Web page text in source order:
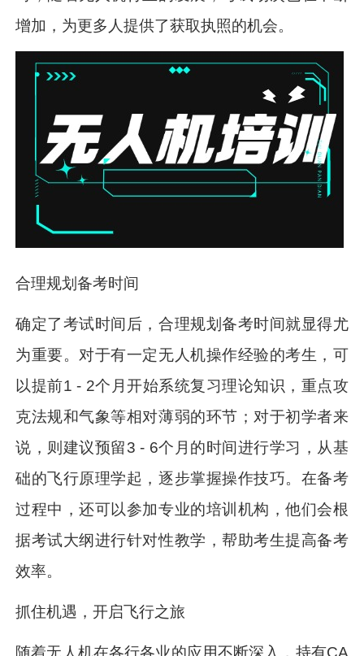
增加，为更多人提供了获取执照的机会。
合理规划备考时间
确定了考试时间后，合理规划备考时间就显得尤
为重要。对于有一定无人机操作经验的考生，可
以提前1 - 2个月开始系统复习理论知识，重点攻
克法规和气象等相对薄弱的环节；对于初学者来
说，则建议预留3 - 6个月的时间进行学习，从基
础的飞行原理学起，逐步掌握操作技巧。在备考
过程中，还可以参加专业的培训机构，他们会根
据考试大纲进行针对性教学，帮助考生提高备考
效率。
抓住机遇，开启飞行之旅
随着无人机在各行各业的应用不断深入，持有CA